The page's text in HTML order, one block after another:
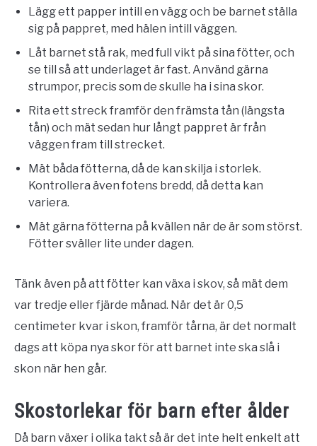
Lägg ett papper intill en vägg och be barnet ställa
sig på pappret, med hälen intill väggen.
Låt barnet stå rak, med full vikt på sina fötter, och
se till så att underlaget är fast. Använd gärna
strumpor, precis som de skulle ha i sina skor.
Rita ett streck framför den främsta tån (längsta
tån) och mät sedan hur långt pappret är från
väggen fram till strecket.
Mät båda fötterna, då de kan skilja i storlek.
Kontrollera även fotens bredd, då detta kan
variera.
Mät gärna fötterna på kvällen när de är som störst.
Fötter sväller lite under dagen.
Tänk även på att fötter kan växa i skov, så mät dem
var tredje eller fjärde månad. När det är 0,5
centimeter kvar i skon, framför tårna, är det normalt
dags att köpa nya skor för att barnet inte ska slå i
skon när hen går.
Skostorlekar för barn efter ålder
Då barn växer i olika takt så är det inte helt enkelt att